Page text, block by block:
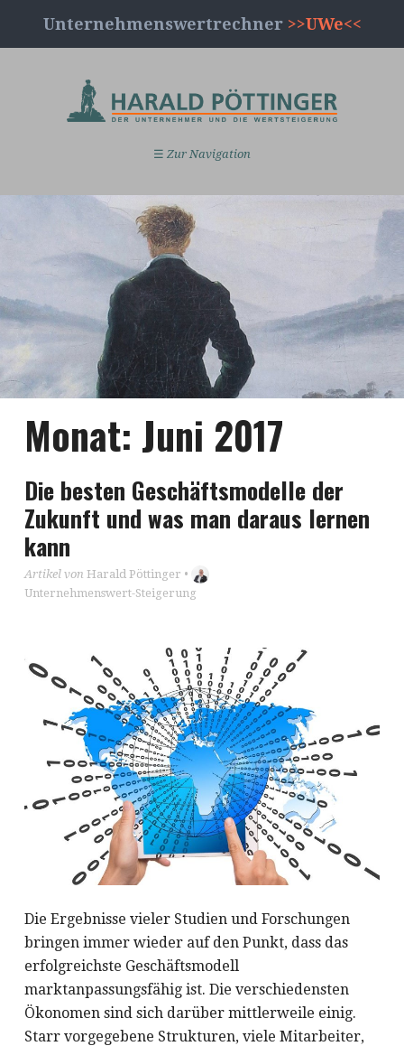
Unternehmenswertrechner >>UWe<<
☰ Zur Navigation
Monat: Juni 2017
Die besten Geschäftsmodelle der
Zukunft und was man daraus lernen
kann
Artikel von Harald Pöttinger •
Unternehmenswert-Steigerung
Die Ergebnisse vieler Studien und Forschungen
bringen immer wieder auf den Punkt, dass das
erfolgreichste Geschäftsmodell
marktanpassungsfähig ist. Die verschiedensten
Ökonomen sind sich darüber mittlerweile einig.
Starr vorgegebene Strukturen, viele Mitarbeiter,